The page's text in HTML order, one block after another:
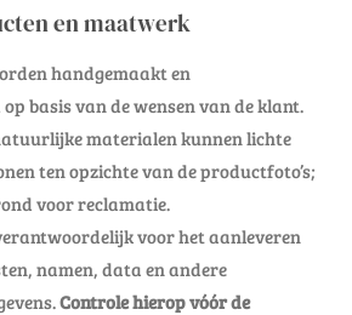
en maatwerk
handgemaakt en
basis van de wensen van de klant.
materialen kunnen lichte
ten opzichte van de productfoto’s;
voor reclamatie.
voor het aanleveren
namen, data en andere
Controle hierop vóór de